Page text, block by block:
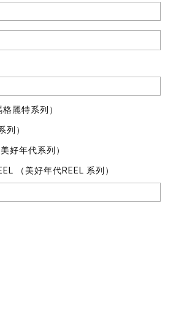
麗特系列）
列）
好年代系列）
（美好年代REEL 系列）